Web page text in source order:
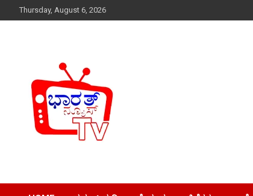
to
Thursday, August 6, 2026